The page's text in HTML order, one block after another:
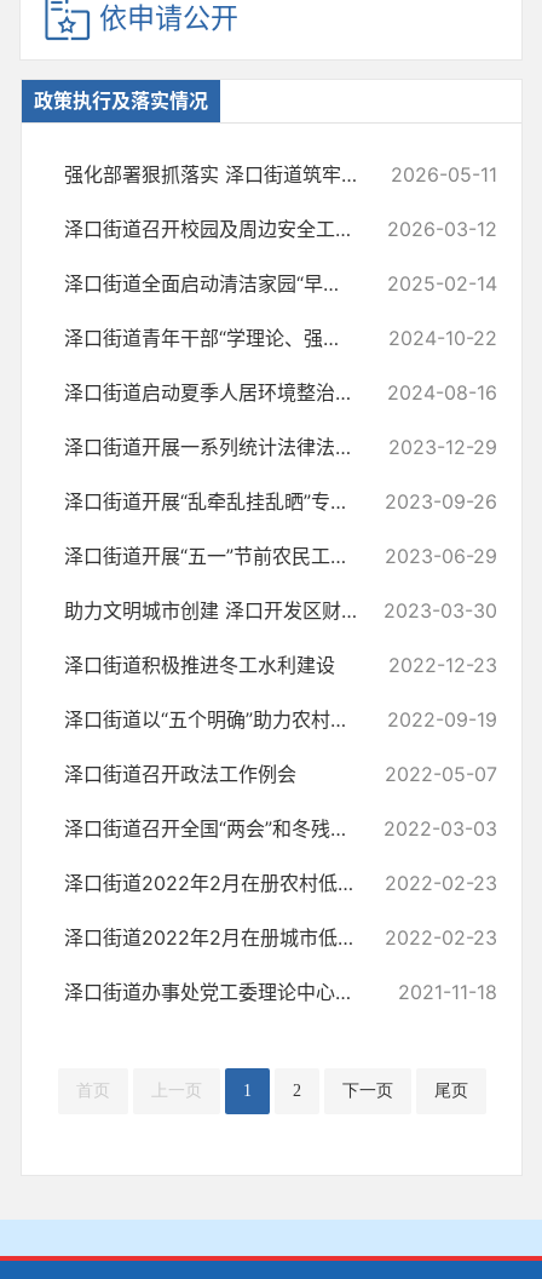
依申请公开
政策执行及落实情况
强化部署狠抓落实 泽口街道筑牢农村道路交通安全防线 2026-05-11
泽口街道召开校园及周边安全工作会议 筑牢校园安全防线 守护师生平安健康 2026-03-12
泽口街道全面启动清洁家园“早中晚行动” 2025-02-14
泽口街道青年干部“学理论、强素养、长才干”能力提升活动课正式开班 2024-10-22
泽口街道启动夏季人居环境整治首场拉练行动，全力打响大会战第一枪 2024-08-16
泽口街道开展一系列统计法律法规宣传 2023-12-29
泽口街道开展“乱牵乱挂乱晒”专项整治行动 2023-09-26
泽口街道开展“五一”节前农民工工资支付专项检查工作 2023-06-29
助力文明城市创建 泽口开发区财政局在行动 2023-03-30
泽口街道积极推进冬工水利建设 2022-12-23
泽口街道以“五个明确”助力农村公路养护 2022-09-19
泽口街道召开政法工作例会 2022-05-07
泽口街道召开全国“两会”和冬残奥会期间安全生产工作部署会 2022-03-03
泽口街道2022年2月在册农村低保花名册 2022-02-23
泽口街道2022年2月在册城市低保花名册 2022-02-23
泽口街道办事处党工委理论中心组传达学习党的十九届六中全会精神 2021-11-18
首页 上一页 1 2 下一页 尾页